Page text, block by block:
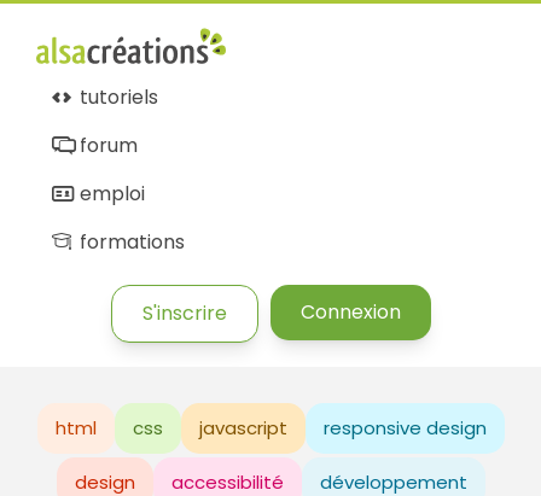
tutoriels
forum
emploi
formations
S'inscrire Connexion
html css javascript responsive design
design accessibilité développement